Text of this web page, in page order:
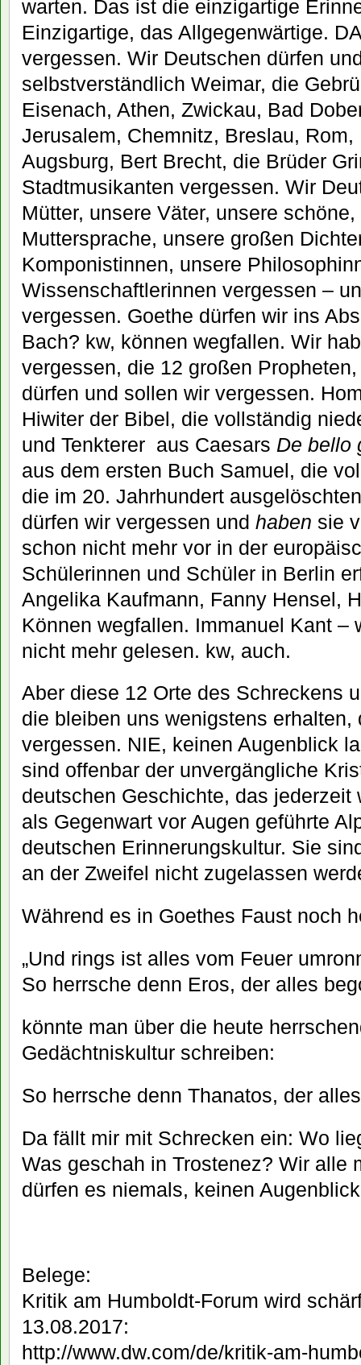
warten. Das ist die einzigartige
Einzigartige, das Allgegenwärtige.
vergessen. Wir Deutschen dürfen
selbstverständlich Weimar, die
Eisenach, Athen, Zwickau, Bad
Jerusalem, Chemnitz, Breslau,
Augsburg, Bert Brecht, die Brüder
Stadtmusikanten vergessen. Wir
Mütter, unsere Väter, unsere
Muttersprache, unsere großen
Komponistinnen, unsere
Wissenschaftlerinnen vergessen –
vergessen. Goethe dürfen wir ins
Bach? kw, können wegfallen. Wir
vergessen, die 12 großen
dürfen und sollen wir vergessen.
Hiwiter der Bibel, die vollständig
und Tenkterer aus Caesars De bello
aus dem ersten Buch Samuel, die
die im 20. Jahrhundert
dürfen wir vergessen und haben sie
schon nicht mehr vor in der
Schülerinnen und Schüler in Berlin
Angelika Kaufmann, Fanny Hensel,
Können wegfallen. Immanuel Kant –
nicht mehr gelesen. kw, auch.
Aber diese 12 Orte des Schreckens
die bleiben uns wenigstens erhalten,
vergessen. NIE, keinen Augenblick
sind offenbar der unvergängliche
deutschen Geschichte, das jederzeit
als Gegenwart vor Augen geführte
deutschen Erinnerungskultur. Sie
an der Zweifel nicht zugelassen
Während es in Goethes Faust noch
„Und rings ist alles vom Feuer
So herrsche denn Eros, der alles
könnte man über die heute
Gedächtniskultur schreiben:
So herrsche denn Thanatos, der
Da fällt mir mit Schrecken ein: Wo
Was geschah in Trostenez? Wir alle
dürfen es niemals, keinen
Belege:
Kritik am Humboldt-Forum wird
13.08.2017:
http://www.dw.com/de/kritik-am-